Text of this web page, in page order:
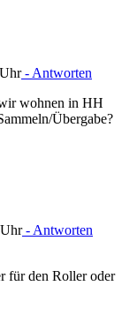
- Antworten
wohnen in HH
Übergabe?
- Antworten
für den Roller oder